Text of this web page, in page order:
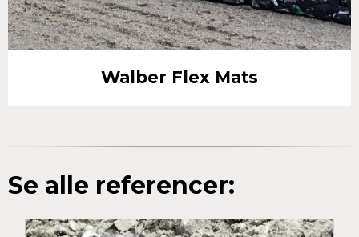
Walber Flex Mats
Se alle referencer: